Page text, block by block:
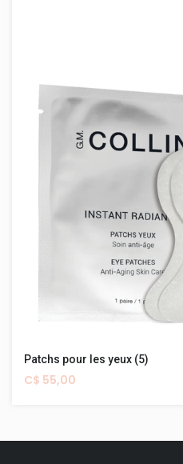
Patchs pour les yeux (5)
C$ 55,00